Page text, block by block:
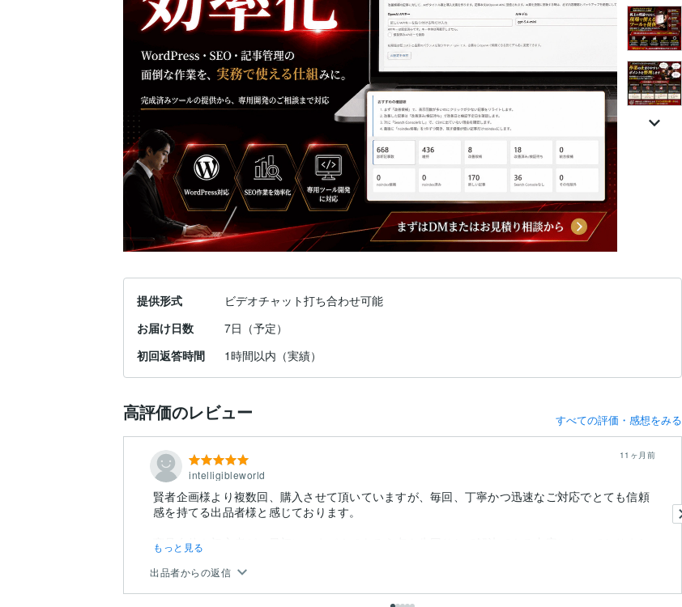
提供形式
ビデオチャット打ち合わせ可能
お届け日数
7日（予定）
初回返答時間
1時間以内（実績）
高評価のレビュー すべての評価・感想をみる
intelligibleworld
11ヶ月前
賢者企画様より複数回、購入させて頂いていますが、毎回、丁寧かつ迅速なご対応でとても信頼
感を持てる出品者様と感じております。
商品自体も初心者が、最初につまづくであろう点を先回りして解決できる内容になっておりまし
て、余計な試行錯誤を省いて、現時点での「正解」...
もっと見る
出品者からの返信